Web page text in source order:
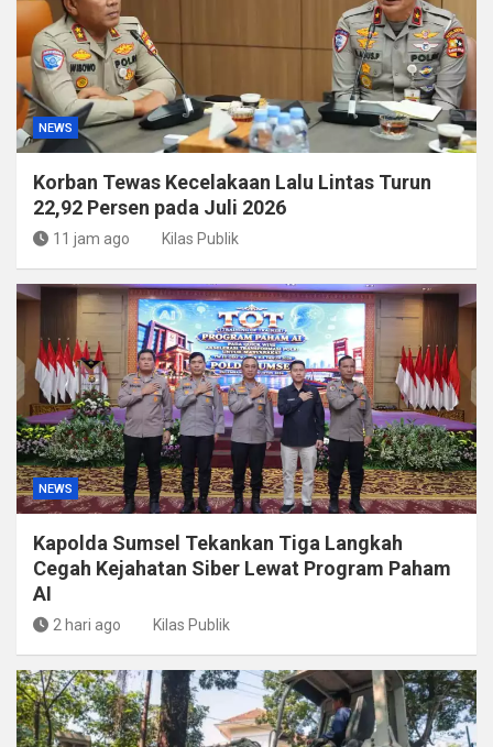
NEWS
Korban Tewas Kecelakaan Lalu Lintas Turun
22,92 Persen pada Juli 2026
11 jam ago Kilas Publik
NEWS
Kapolda Sumsel Tekankan Tiga Langkah
Cegah Kejahatan Siber Lewat Program Paham
AI
2 hari ago Kilas Publik